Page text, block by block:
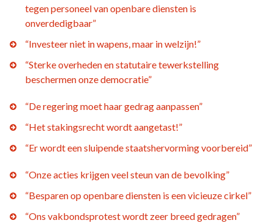
tegen personeel van openbare diensten is
onverdedigbaar”
“Investeer niet in wapens, maar in welzijn!”
“Sterke overheden en statutaire tewerkstelling
beschermen onze democratie”
“De regering moet haar gedrag aanpassen”
“Het stakingsrecht wordt aangetast!”
“Er wordt een sluipende staatshervorming voorbereid”
“Onze acties krijgen veel steun van de bevolking”
“Besparen op openbare diensten is een vicieuze cirkel”
“Ons vakbondsprotest wordt zeer breed gedragen”